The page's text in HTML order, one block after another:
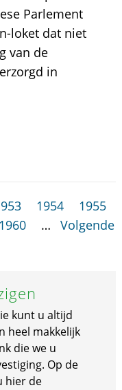
Parlement
loket dat niet
van de
in
1954
1955
1960 …
Volgende
kunt u altijd
heel makkelijk
die we u
Op de
hier de